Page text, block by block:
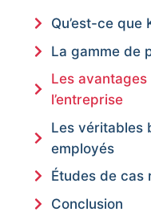
Qu’est-ce que
La gamme de
Les
l’entreprise
Les véritables
employés
Études de cas
Conclusion